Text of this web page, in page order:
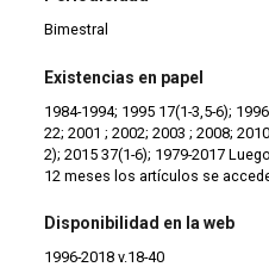
Bimestral
Existencias en papel
1984-1994; 1995 17(1-3,5-6);
22; 2001 ; 2002; 2003 ; 2008;
2); 2015 37(1-6); 1979-2017
12 meses los artículos se
Disponibilidad en la web
1996-2018 v.18-40